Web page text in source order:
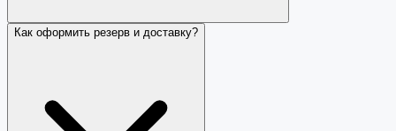
Как оформить резерв и доставку?